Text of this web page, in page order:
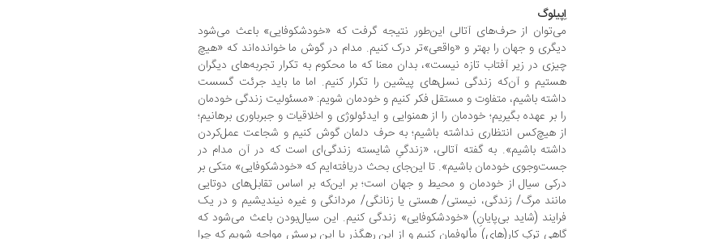
اِپیلوگ
می‌توان از حرف‌های آتالی این‌طور نتیجه گرفت که «خودشکوفایی» باعث می‌شود
دیگری و جهان را بهتر و «واقعی‌»تر درک کنیم. مدام در گوش ما خوانده‌اند که «هیچ
چیزی در زیر آفتاب تازه نیست»، بدان معنا که ما محکوم به تکرار تجربه‌های دیگران
هستیم و آن‌که زندگی نسل‌های پیشین را تکرار کنیم. اما ما باید جرئت گسست
داشته باشیم، متفاوت و مستقل فکر کنیم و خودمان شویم: «مسئولیت زندگی خودمان
را بر عهده بگیریم؛ خودمان را از همنوایی و ایدئولوژی و اخلاقیات و جبرباوری برهانیم؛
از هیچ‌کس انتظاری نداشته باشیم؛ به حرف دلمان گوش کنیم و شجاعت عمل‌کردن
داشته باشیم». به گفته آتالی، «زندگیِ شایسته زندگی‌ای است که در آن مدام در
جست‌وجوی خودمان باشیم». تا این‌جای بحث دریافته‌ایم که «خودشکوفایی» متکی بر
درکی سیال از خودمان و محیط و جهان است؛ بر این‌که بر اساس تقابل‌های دوتایی
مانند مرگ/ زندگی، نیستی/ هستی یا زنانگی/ مردانگی و غیره نیندیشیم و در یک
فرایند (شاید بی‌پایانِ) «خودشکوفایی» زندگی کنیم. این سیال‌بودن باعث می‌شود که
گاهی ترکِ کار(های) مألوفمان کنیم و از این رهگذر با این پرسش مواجه شویم که چرا